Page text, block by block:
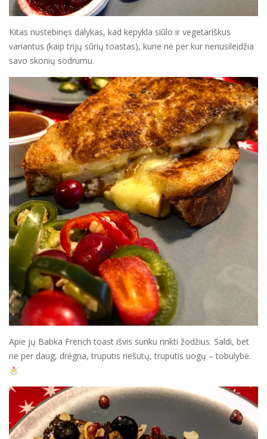
Kitas nustebinęs dalykas, kad kepykla siūlo ir vegetariškus
variantus (kaip trijų sūrių toastas), kurie nė per kur nenusileidžia
savo skonių sodrumu.
Apie jų Babka French toast išvis sunku rinkti žodžius. Saldi, bet
ne per daug, drėgna, truputis riešutų, truputis uogų – tobulybė.